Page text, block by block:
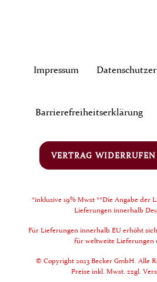
Impressum
Barrierefreiheitserklärung
VERTRAG WIDERRUFEN
*inklusive 19% Mwst **Die Angabe der
Lieferungen innerhalb
Für Lieferungen innerhalb EU erhöht
für weltweite Lieferungen
© Copyright 2023 Becker GmbH. Alle
Preise inkl. Mwst. zzgl.